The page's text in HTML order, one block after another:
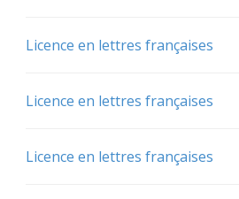
Licence en lettres françaises
Licence en lettres françaises
Licence en lettres françaises